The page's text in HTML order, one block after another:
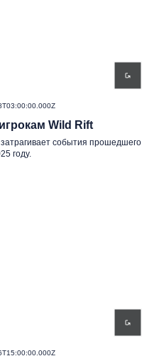
Wild Rift
события прошедшего
году.